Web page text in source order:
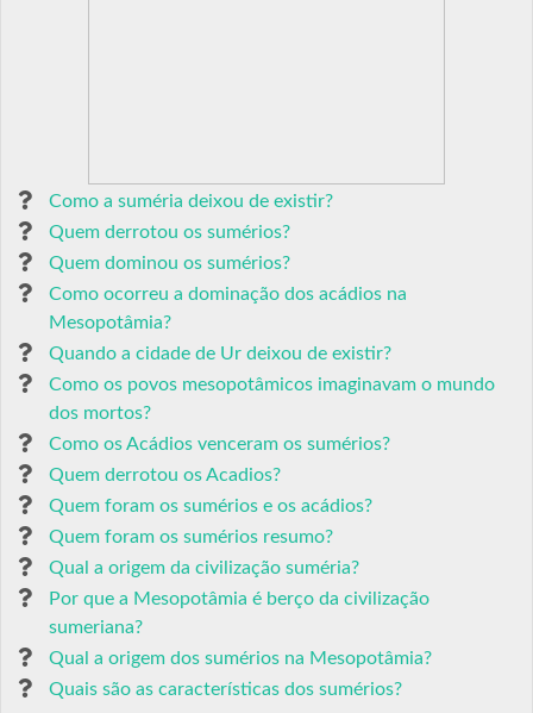
Como a suméria deixou de existir?
Quem derrotou os sumérios?
Quem dominou os sumérios?
Como ocorreu a dominação dos acádios na
Mesopotâmia?
Quando a cidade de Ur deixou de existir?
Como os povos mesopotâmicos imaginavam o mundo
dos mortos?
Como os Acádios venceram os sumérios?
Quem derrotou os Acadios?
Quem foram os sumérios e os acádios?
Quem foram os sumérios resumo?
Qual a origem da civilização suméria?
Por que a Mesopotâmia é berço da civilização
sumeriana?
Qual a origem dos sumérios na Mesopotâmia?
Quais são as características dos sumérios?